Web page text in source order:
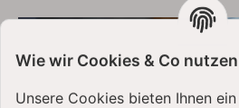
Wie wir Cookies & Co nutzen
Unsere Cookies bieten Ihnen